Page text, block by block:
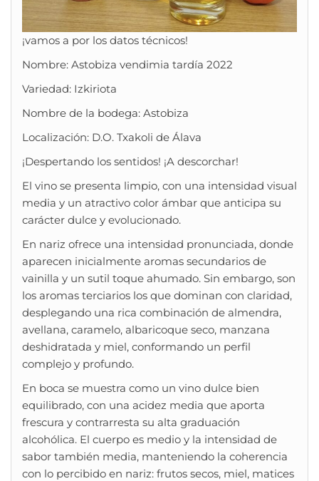
¡vamos a por los datos técnicos!
Nombre: Astobiza vendimia tardía 2022
Variedad: Izkiriota
Nombre de la bodega: Astobiza
Localización: D.O. Txakoli de Álava
¡Despertando los sentidos! ¡A descorchar!
El vino se presenta limpio, con una intensidad visual
media y un atractivo color ámbar que anticipa su
carácter dulce y evolucionado.
En nariz ofrece una intensidad pronunciada, donde
aparecen inicialmente aromas secundarios de
vainilla y un sutil toque ahumado. Sin embargo, son
los aromas terciarios los que dominan con claridad,
desplegando una rica combinación de almendra,
avellana, caramelo, albaricoque seco, manzana
deshidratada y miel, conformando un perfil
complejo y profundo.
En boca se muestra como un vino dulce bien
equilibrado, con una acidez media que aporta
frescura y contrarresta su alta graduación
alcohólica. El cuerpo es medio y la intensidad de
sabor también media, manteniendo la coherencia
con lo percibido en nariz: frutos secos, miel, matices